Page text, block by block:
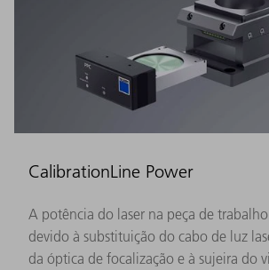
CalibrationLine Power
A potência do laser na peça de
devido à substituição do cabo de luz
da óptica de focalização e à sujeira do